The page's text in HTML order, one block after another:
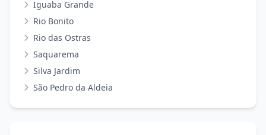
Iguaba Grande
Rio Bonito
Rio das Ostras
Saquarema
Silva Jardim
São Pedro da Aldeia